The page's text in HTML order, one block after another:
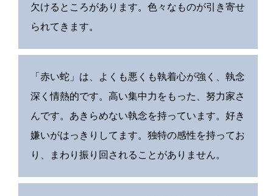
欠けるところがあります。色々なものが引き寄せ
られてきます。
「赤い蛇」は、よくも悪くも執着心が強く、執念
深く情熱的です。高い集中力をもった、努力家さ
んです。あきらめない執念を持っています。好き
嫌いがはっきりしてます。独特の感性を持ってお
り、まわり振り回されることがありません。